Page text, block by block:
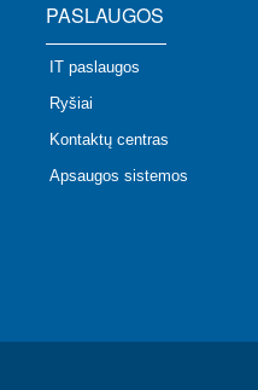
PASLAUGOS
IT paslaugos
Ryšiai
Kontaktų centras
Apsaugos sistemos